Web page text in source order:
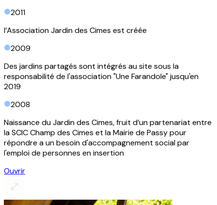
2011
l’Association Jardin des Cimes est créée
2009
Des jardins partagés sont intégrés au site sous la
responsabilité de l'association "Une Farandole" jusqu'en
2019
2008
Naissance du Jardin des Cimes, fruit d’un partenariat entre
la SCIC Champ des Cimes et la Mairie de Passy pour
répondre a un besoin d'accompagnement social par
l'emploi de personnes en insertion
Ouvrir